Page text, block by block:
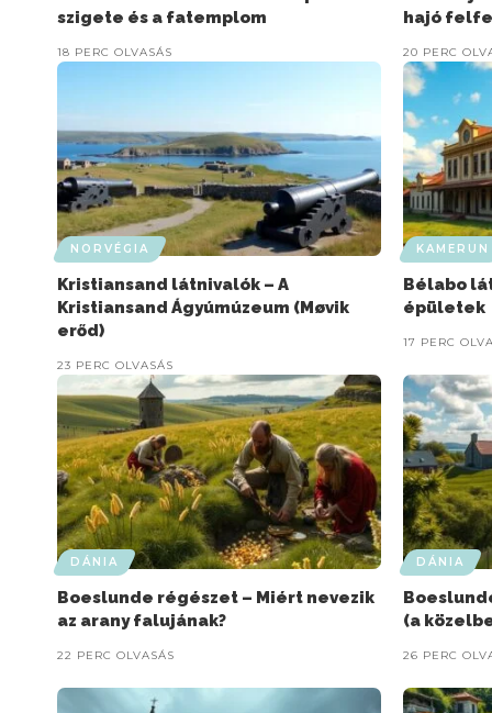
szigete és a fatemplom
18 PERC OLVASÁS
hajó
20 PERC
NORVÉGIA
Kristiansand látnivalók – A
Kristiansand Ágyúmúzeum (Møvik
erőd)
23 PERC OLVASÁS
KAMERUN
Bélabo
épületek
17 PERC
DÁNIA
Boeslunde régészet – Miért nevezik
az arany falujának?
22 PERC OLVASÁS
DÁNIA
(a
26 PERC